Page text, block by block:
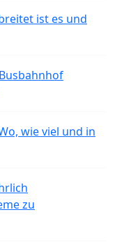
ist es und
wie viel und in
zu